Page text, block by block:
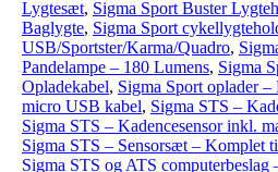
Lygtesæt, Sigma Sport Buster
Baglygte, Sigma Sport
USB/Sportster/Karma/Quadro,
Pandelampe – 180 Lumens, Sigma
Opladekabel, Sigma Sport oplader
micro USB kabel, Sigma STS –
Sigma STS – Kadencesensor inkl.
Sigma STS – Sensorsæt – Komplet
Sigma STS og ATS computerbeslag